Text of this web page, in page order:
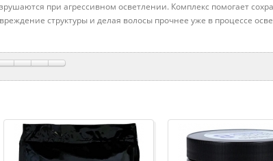
при агрессивном осветлении. Комплекс помогает
структуры и делая волосы прочнее уже в процессе